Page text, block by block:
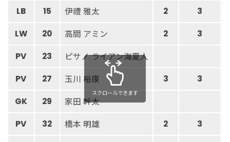
LB 15 伊禮 雅太 2 3
LW 20 高間 アミン 2 3
PV 23 ピサノ ライアン海夏人
PV 27 玉川 裕康 3 3
GK 29 家田 幹太
PV 32 橋本 明雄 2 3
スクロールできます